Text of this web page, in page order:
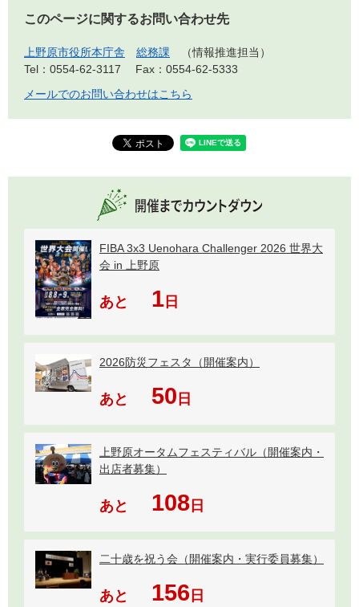
このページに関するお問い合わせ先
上野原市役所本庁舎 総務課
情報推進担当
Tel：0554-62-3117
Fax：0554-62-5333
メールでのお問い合わせはこちら
FIBA 3x3 Uenohara Challenger 2026 世界大
会 in 上野原
あと 1日
2026防災フェスタ（開催案内）
あと 50 日
上野原オータムフェスティバル（開催案内・
出店者募集）
あと 108日
二十歳を祝う会（開催案内・実行委員募集）
あと 156 日